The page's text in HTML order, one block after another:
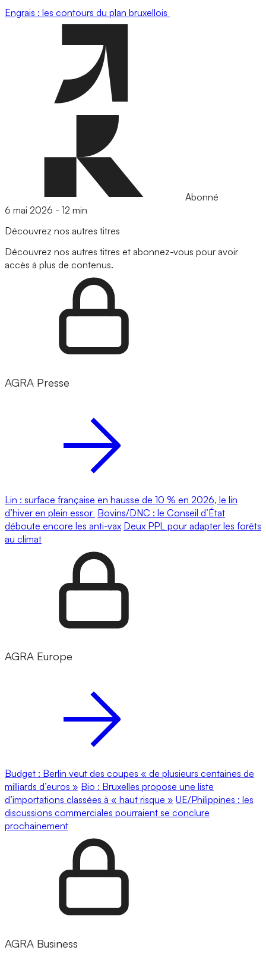
Engrais : les contours du plan bruxellois
Abonné
6 mai 2026 - 12 min
Découvrez nos autres titres
Découvrez nos autres titres et abonnez-vous pour avoir
accès à plus de contenus.
AGRA Presse
Lin : surface française en hausse de 10 % en 2026, le lin
d’hiver en plein essor Bovins/DNC : le Conseil d’État
déboute encore les anti-vax Deux PPL pour adapter les forêts
au climat
AGRA Europe
Budget : Berlin veut des coupes « de plusieurs centaines de
milliards d’euros » Bio : Bruxelles propose une liste
d’importations classées à « haut risque » UE/Philippines : les
discussions commerciales pourraient se conclure
prochainement
AGRA Business